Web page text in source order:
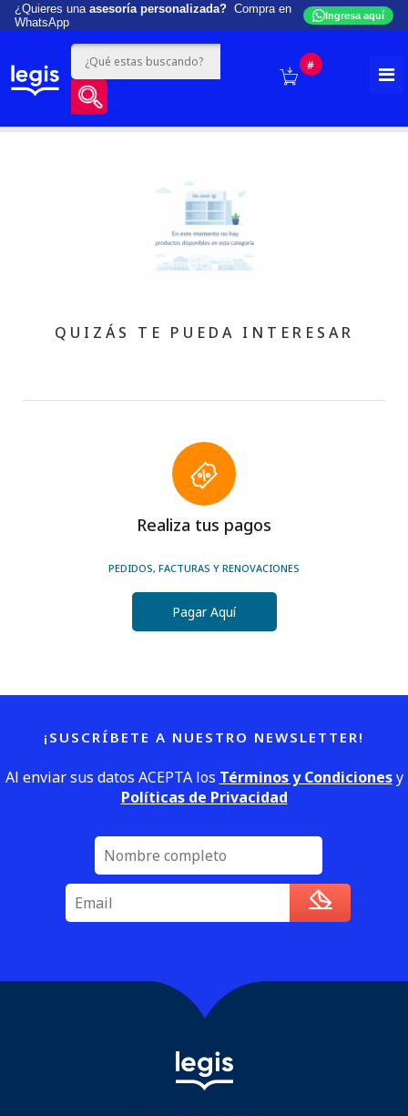
¿Quieres una asesoría personalizada? Compra en
WhatsApp
Ingresa aquí
#
QUIZÁS TE PUEDA INTERESAR
Realiza tus pagos
PEDIDOS, FACTURAS Y RENOVACIONES
Pagar Aquí
¡SUSCRÍBETE A NUESTRO NEWSLETTER!
Al enviar sus datos ACEPTA los Términos y Condicionesy
Políticas de Privacidad